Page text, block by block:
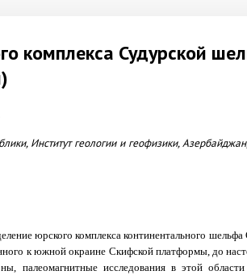
комплекса Судурской
Институт геологии и геофизики,
юрского комплекса континентального шельфа
к южной окраине Скифской платформы, до
палеомагнитные исследования в этой